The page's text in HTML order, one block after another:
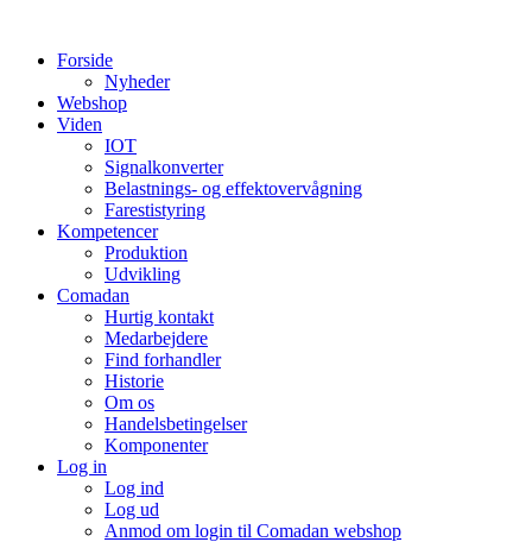
indholdForside
Nyheder
Webshop
Viden
IOT
Signalkonverter
Belastnings- og effektovervågning
Farestistyring
Kompetencer
Produktion
Udvikling
Comadan
Hurtig kontakt
Medarbejdere
Find forhandler
Historie
Om os
Handelsbetingelser
Komponenter
Log in
Log ind
Log ud
Anmod om login til Comadan webshop